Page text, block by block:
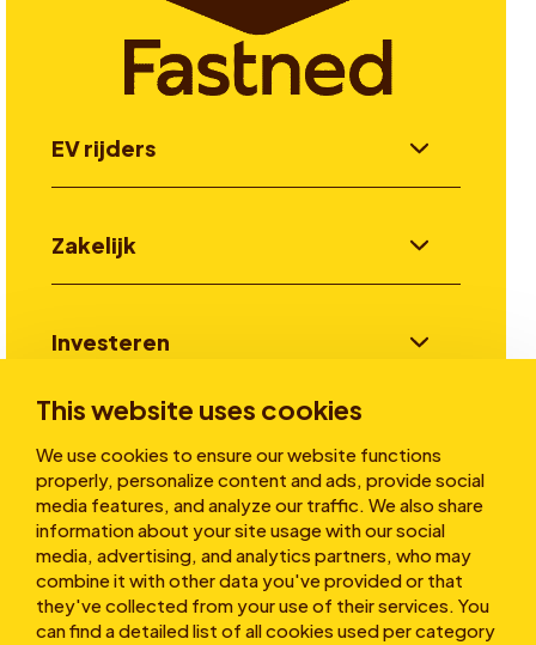
This website uses cookies
We use cookies to ensure our website functions
properly, personalize content and ads, provide social
media features, and analyze our traffic. We also share
information about your site usage with our social
media, advertising, and analytics partners, who may
combine it with other data you've provided or that
they've collected from your use of their services. You
can find a detailed list of all cookies used per category
EV rijders
Zakelijk
Investeren
Over ons